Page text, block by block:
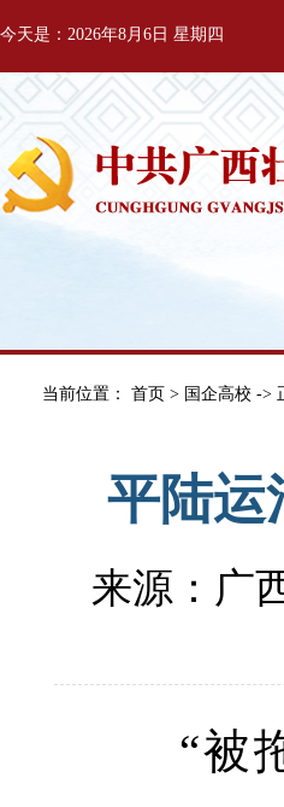
今天是：2026年8月6日 星期四
当前位置： 首页 > 国企高校 ->
平陆运
来源：广
“被拖